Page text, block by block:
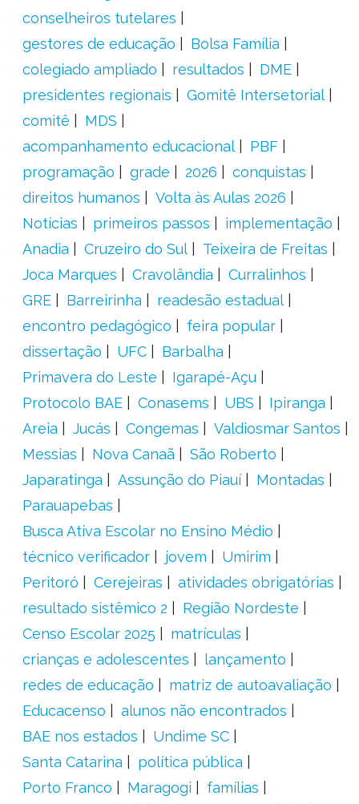
conselheiros tutelares
gestores de educação
Bolsa Família
colegiado ampliado
resultados
DME
presidentes regionais
Gomitê Intersetorial
comitê
MDS
acompanhamento educacional
PBF
programação
grade 2026
conquistas
direitos humanos
Volta às Aulas 2026
Notícias
primeiros passos
implementação
Anadia
Cruzeiro do Sul
Teixeira de Freitas
Joca Marques
Cravolândia
Curralinhos
GRE
Barreirinha
readesão estadual
encontro pedagógico
feira popular
dissertação
UFC
Barbalha
Primavera do Leste
Igarapé-Açu
Protocolo BAE
Conasems UBS
Ipiranga
Areia
Jucás Congemas
Valdiosmar Santos
Messias
Nova Canaã
São Roberto
Japaratinga
Assunção do Piauí
Montadas
Parauapebas
Busca Ativa Escolar no Ensino Médio
técnico verificador
jovem
Umirim
Peritoró
Cerejeiras
atividades obrigatórias
resultado sistêmico 2
Região Nordeste
Censo Escolar 2025
matrículas
crianças e adolescentes
lançamento
redes de educação
matriz de autoavaliação
Educacenso
alunos não encontrados
BAE nos estados
Undime SC
Santa Catarina
política pública
Porto Franco
Maragogi
famílias